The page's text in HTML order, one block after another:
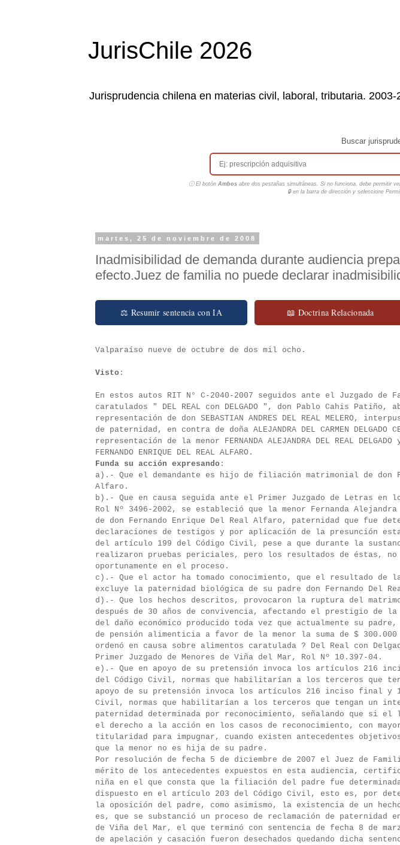
JurisChile 2026
Jurisprudencia chilena en materias civil, laboral, tributaria.
Buscar
ⓘ El botón Ambosabre dos pestañas simultáneas. Si no funciona, debe permitir
🔒 en la barra de dirección y seleccione
martes, 25 de noviembre de 2008
Inadmisibilidad de demanda durante audiencia
efecto.Juez de familia no puede declarar
⚖ Resumir sentencia con IA 📖 Doctrina Relacionada
Valparaíso nueve de octubre de dos mil ocho.
Visto :
En estos autos RIT N° C-2040-2007 seguidos ante el Juzgado de
caratulados " DEL REAL con DELGADO ", don Pablo Cahis Patiño,
representación de don SEBASTIAN ANDRES DEL REAL MELERO,
de paternidad, en contra de doña ALEJANDRA DEL CARMEN DELGADO
representación de la menor FERNANDA ALEJANDRA DEL REAL
FERNANDO ENRIQUE DEL REAL ALFARO.
Funda su acción expresando :
a).- Que el demandante es hijo de filiación matrimonial de don
Alfaro.
b).- Que en causa seguida ante el Primer Juzgado de Letras en
Rol Nº 3496-2002, se estableció que la menor Fernanda
de don Fernando Enrique Del Real Alfaro, paternidad que fue
declaraciones de testigos y por aplicación de la presunción
del artículo 199 del Código Civil, pese a que durante la
realizaron pruebas periciales, pero los resultados de éstas,
oportunamente en el proceso.
c).- Que el actor ha tomado conocimiento, que el resultado de
excluye la paternidad biológica de su padre don Fernando Del
d).- Que los hechos descritos, provocaron la ruptura del
después de 30 años de convivencia, afectando el prestigio
del daño económico producido toda vez que actualmente su
de pensión alimenticia a favor de la menor la suma de $ 300.000
ordenó en causa sobre alimentos caratulada ? Del Real con
Primer Juzgado de Menores de Viña del Mar, Rol Nº 10.397-04.
e).- Que en apoyo de su pretensión invoca los artículos 216
del Código Civil, normas que habilitarían a los terceros que
apoyo de su pretensión invoca los artículos 216 inciso final y
Civil, normas que habilitarían a los terceros que tengan un
paternidad determinada por reconocimiento, señalando que si el
el derecho a la acción en los casos de reconocimiento, con
titularidad para impugnar, cuando existen antecedentes
que la menor no es hija de su padre.
Por resolución de fecha 5 de diciembre de 2007 el Juez de
mérito de los antecedentes expuestos en esta audiencia,
niña en el que consta que la filiación del padre fue
dispuesto en el artículo 203 del Código Civil, esto es, por
la oposición del padre, como asimismo, la existencia de un
es, que se substanció un proceso de reclamación de paternidad
de Viña del Mar, el que terminó con sentencia de fecha 8 de
de apelación y casación fueron desechados quedando dicha